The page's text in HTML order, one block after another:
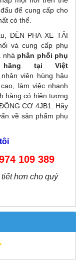
để cung cấp cho
có thể.
ĐÈN PHA XE TẢI
và cung cấp phụ
nhà phân phối phụ
tại Việt
viên hùng hậu
làm việc nhanh
hàng có hiện tượng
CƠ 4JB1. Hãy
về sản phẩm phụ
109 389
hơn cho quý